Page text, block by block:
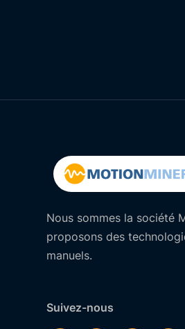
Nous sommes la société
proposons des
manuels.
Suivez-nous